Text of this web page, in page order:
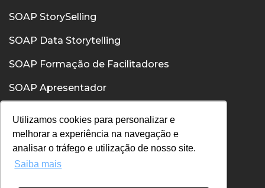
Utilizamos cookies para personalizar e
melhorar a experiência na navegação e
analisar o tráfego e utilização de nosso site.
Saiba mais
SOAP StorySelling
SOAP Data Storytelling
SOAP Formação de Facilitadores
SOAP Apresentador
SOAP Comunicação Interpessoal
Política de Privacidade